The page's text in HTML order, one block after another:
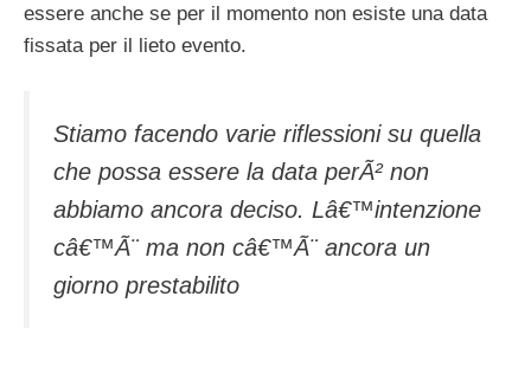
essere anche se per il momento non esiste una data
fissata per il lieto evento.
Stiamo facendo varie riflessioni su quella
che possa essere la data perÃ² non
abbiamo ancora deciso. Lâ€™intenzione
câ€™Ã¨ ma non câ€™Ã¨ ancora un
giorno prestabilito